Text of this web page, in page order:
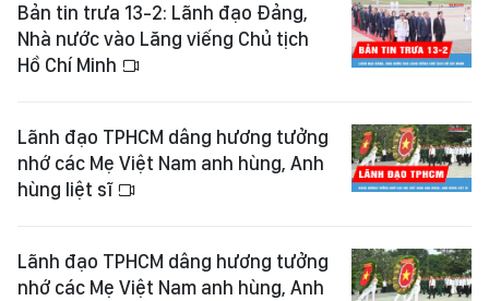
Bản tin trưa 13-2: Lãnh đạo Đảng,
Nhà nước vào Lăng viếng Chủ tịch
Hồ Chí Minh
Lãnh đạo TPHCM dâng hương tưởng
nhớ các Mẹ Việt Nam anh hùng, Anh
hùng liệt sĩ
Lãnh đạo TPHCM dâng hương tưởng
nhớ các Mẹ Việt Nam anh hùng, Anh